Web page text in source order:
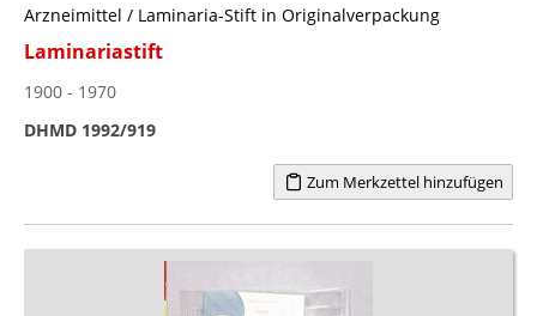
Arzneimittel / Laminaria-Stift in Originalverpackung
Laminariastift
1900 - 1970
DHMD 1992/919
Zum Merkzettel hinzufügen